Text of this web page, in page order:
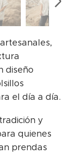
diseño
el día a día.
y
quienes
prendas